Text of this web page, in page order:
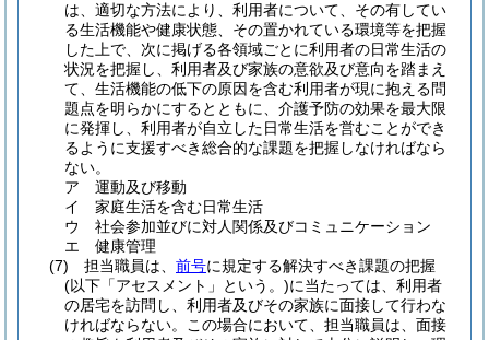
は、適切な方法により、利用者について、その有してい
る生活機能や健康状態、その置かれている環境等を把握
した上で、次に掲げる各領域ごとに利用者の日常生活の
状況を把握し、利用者及び家族の意欲及び意向を踏まえ
て、生活機能の低下の原因を含む利用者が現に抱える問
題点を明らかにするとともに、介護予防の効果を最大限
に発揮し、利用者が自立した日常生活を営むことができ
るように支援すべき総合的な課題を把握しなければなら
ない。
ア
運動及び移動
イ
家庭生活を含む日常生活
ウ
社会参加並びに対人関係及びコミュニケーション
エ
健康管理
(7)
担当職員は、 前号に規定する解決すべき課題の把握
(以下「アセスメント」という。)に当たっては、利用者
の居宅を訪問し、利用者及びその家族に面接して行わな
ければならない。
この場合において、担当職員は、面接